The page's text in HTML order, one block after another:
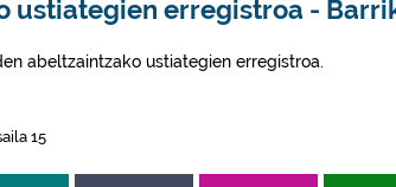
ustiategien erregistroa -
abeltzaintzako ustiategien erregistroa.
15